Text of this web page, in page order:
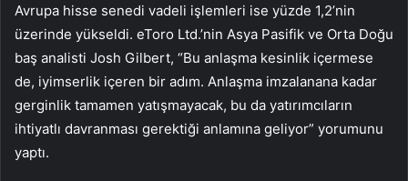
Avrupa hisse senedi vadeli işlemleri ise yüzde 1,2’nin
üzerinde yükseldi. eToro Ltd.’nin Asya Pasifik ve Orta Doğu
baş analisti Josh Gilbert, “Bu anlaşma kesinlik içermese
de, iyimserlik içeren bir adım. Anlaşma imzalanana kadar
gerginlik tamamen yatışmayacak, bu da yatırımcıların
ihtiyatlı davranması gerektiği anlamına geliyor” yorumunu
yaptı.